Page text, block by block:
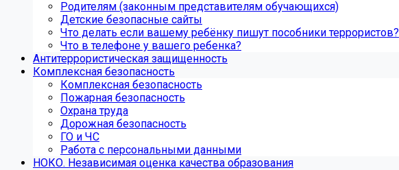
Родителям (законным представителям обучающихся)
Детские безопасные сайты
Что делать если вашему ребёнку пишут пособники террористов?
Что в телефоне у вашего ребенка?
Антитеррористическая защищенность
Комплексная безопасность
Комплексная безопасность
Пожарная безопасность
Охрана труда
Дорожная безопасность
ГО и ЧС
Работа с персональными данными
НОКО. Независимая оценка качества образования